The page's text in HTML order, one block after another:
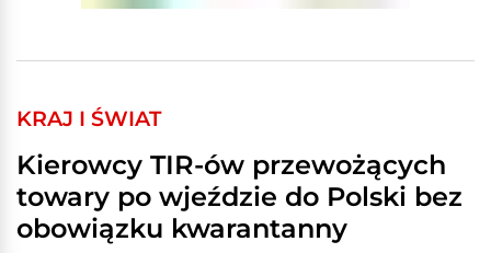
KRAJ I ŚWIAT
Kierowcy TIR-ów przewożących
towary po wjeździe do Polski bez
obowiązku kwarantanny